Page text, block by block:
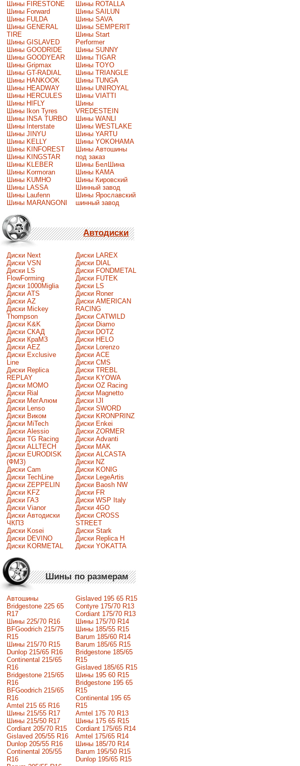
Шины FIRESTONE
Шины Forward
Шины FULDA
Шины GENERAL
TIRE
Шины GISLAVED
Шины GOODRIDE
Шины GOODYEAR
Шины Gripmax
Шины GT-RADIAL
Шины HANKOOK
Шины HEADWAY
Шины HERCULES
Шины HIFLY
Шины Ikon Tyres
Шины INSA TURBO
Шины Interstate
Шины JINYU
Шины KELLY
Шины KINFOREST
Шины KINGSTAR
Шины KLEBER
Шины Kormoran
Шины KUMHO
Шины LASSA
Шины Laufenn
Шины MARANGONI
Шины ROTALLA
Шины SAILUN
Шины SAVA
Шины SEMPERIT
Шины Start
Performer
Шины SUNNY
Шины TIGAR
Шины TOYO
Шины TRIANGLE
Шины TUNGA
Шины UNIROYAL
Шины VIATTI
Шины
VREDESTEIN
Шины WANLI
Шины WESTLAKE
Шины YARTU
Шины YOKOHAMA
Шины Автошины
под заказ
Шины БелШина
Шины КАМА
Шины Кировский
Шинный завод
Шины Ярославский
шинный завод
Автодиски
Диски Next
Диски VSN
Диски LS
FlowForming
Диски 1000Miglia
Диски ATS
Диски AZ
Диски Mickey
Thompson
Диски K&K
Диски СКАД
Диски КраМЗ
Диски AEZ
Диски Exclusive
Line
Диски Replica
REPLAY
Диски MOMO
Диски Rial
Диски МегАлюм
Диски Lenso
Диски Виком
Диски MiTech
Диски Alessio
Диски TG Racing
Диски ALLTECH
Диски EURODISK
(ФМЗ)
Диски Cam
Диски TechLine
Диски ZEPPELIN
Диски KFZ
Диски ГАЗ
Диски Vianor
Диски Автодиски
ЧКПЗ
Диски Kosei
Диски DEVINO
Диски KORMETAL
Диски LAREX
Диски DIAL
Диски FONDMETAL
Диски FUTEK
Диски LS
Диски Roner
Диски AMERICAN
RACING
Диски CATWILD
Диски Diamo
Диски DOTZ
Диски HELO
Диски Lorenzo
Диски ACE
Диски CMS
Диски TREBL
Диски KYOWA
Диски OZ Racing
Диски Magnetto
Диски IJI
Диски SWORD
Диски KRONPRINZ
Диски Enkei
Диски ZORMER
Диски Advanti
Диски MAK
Диски ALCASTA
Диски NZ
Диски KONIG
Диски LegeArtis
Диски Baosh NW
Диски FR
Диски WSP Italy
Диски 4GO
Диски CROSS
STREET
Диски Stark
Диски Replica H
Диски YOKATTA
Шины по размерам
Автошины
Bridgestone 225 65
R17
Шины 225/70 R16
BFGoodrich 215/75
R15
Шины 215/70 R15
Dunlop 215/65 R16
Continental 215/65
R16
Bridgestone 215/65
R16
BFGoodrich 215/65
R16
Amtel 215 65 R16
Шины 215/55 R17
Шины 215/50 R17
Сordiant 205/70 R15
Gislaved 205/55 R16
Dunlop 205/55 R16
Continental 205/55
R16
Gislaved 195 65 R15
Contyre 175/70 R13
Cordiant 175/70 R13
Шины 175/70 R14
Шины 185/55 R15
Barum 185/60 R14
Barum 185/65 R15
Bridgestone 185/65
R15
Gislaved 185/65 R15
Шины 195 60 R15
Bridgestone 195 65
R15
Continental 195 65
R15
Amtel 175 70 R13
Шины 175 65 R15
Cordiant 175/65 R14
Amtel 175/65 R14
Шины 185/70 R14
Barum 195/50 R15
Dunlop 195/65 R15